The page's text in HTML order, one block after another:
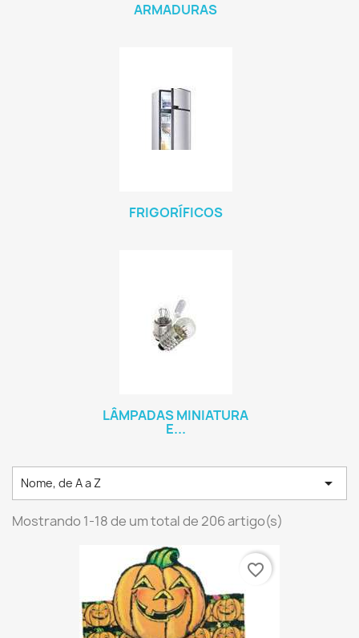
ARMADURAS
FRIGORÍFICOS
LÂMPADAS MINIATURA
E...
Nome, de A a Z 
Mostrando 1-18 de um total de 206 artigo(s)
favorite_border